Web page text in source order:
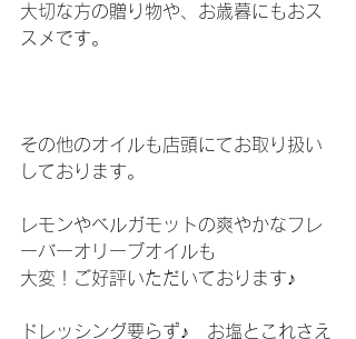
大切な方の贈り物や、お歳暮にもおス
スメです。
その他のオイルも店頭にてお取り扱い
しております。
レモンやベルガモットの爽やかなフレ
ーバーオリーブオイルも
大変！ご好評いただいております♪
ドレッシング要らず♪　お塩とこれさえ